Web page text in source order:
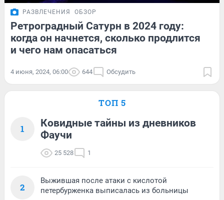
РАЗВЛЕЧЕНИЯ ОБЗОР
Ретроградный Сатурн в 2024 году:
когда он начнется, сколько продлится
и чего нам опасаться
4 июня, 2024, 06:00 644 Обсудить
ТОП 5
1
Ковидные тайны из дневников
Фаучи
25 528 1
2
Выжившая после атаки с кислотой
петербурженка выписалась из больницы